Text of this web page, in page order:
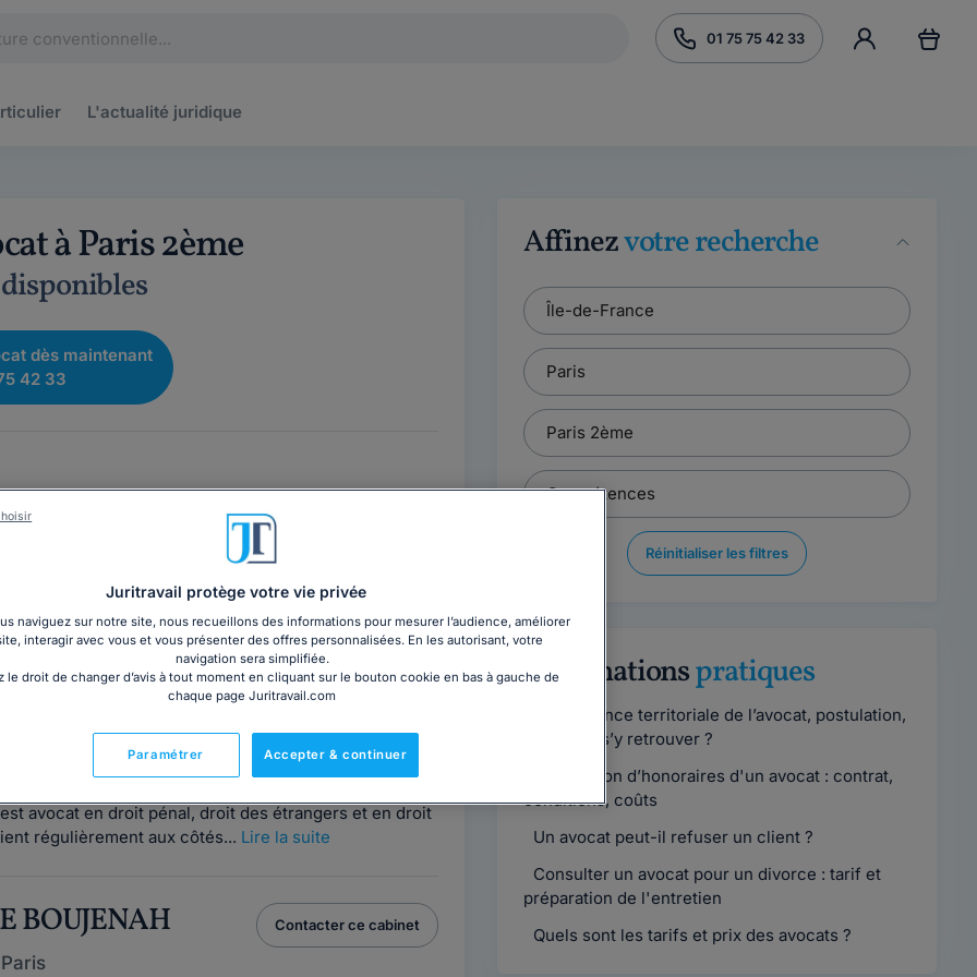
01 75 75 42 33
L'actualité juridique
à Paris 2ème
dès maintenant
42 33
sur l’annuaire Juritravail Avocats sont disponibles
par téléphone ou rendez-vous en cabinet sur
par compétences pour afficher de meilleurs
Contacter cet avocat
avocat en droit pénal, droit des étrangers et en droit
régulièrement aux côtés... Lire la suite
BOUJENAH Contacter ce cabinet
Affinezvotre recherche
Réinitialiser les filtres
Informationspratiques
Compétence territoriale de l’avocat, postulation,
comment s’y retrouver ?
Convention d’honoraires d'un avocat : contrat,
conditions, coûts
Un avocat peut-il refuser un client ?
Consulter un avocat pour un divorce : tarif et
préparation de l'entretien
Quels sont les tarifs et prix des avocats ?
Juritravail protège votre vie privée
naviguez sur notre site, nous recueillons des informations pour mesurer l’audience, améliorer
interagir avec vous et vous présenter des offres personnalisées. En les autorisant, votre
navigation sera simplifiée.
le droit de changer d’avis à tout moment en cliquant sur le bouton cookie en bas à gauche de
chaque page Juritravail.com
Accepter & continuer
Paramétrer